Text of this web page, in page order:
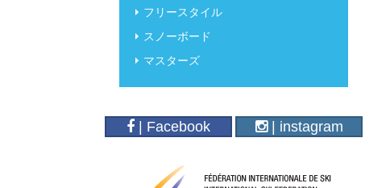
フリースタイル
スノーボード
マスターズ
| Facebook | instagram